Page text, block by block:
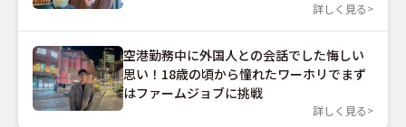
詳しく見る
空港勤務中に外国人との会話でした悔しい
思い！18歳の頃から憧れたワーホリでまず
はファームジョブに挑戦
詳しく見る